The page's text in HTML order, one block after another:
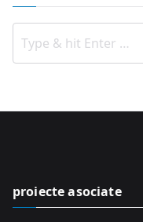
proiecte asociate